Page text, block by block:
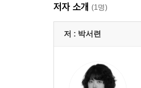
저자 소개 (1명)
저 : 박서련